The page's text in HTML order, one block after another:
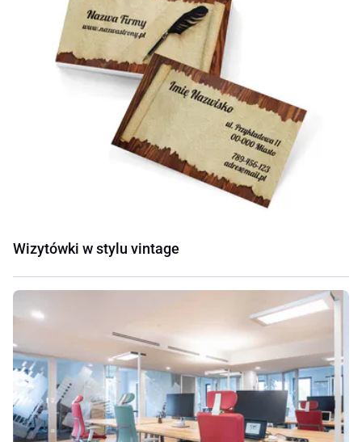
Wizytówki w stylu vintage